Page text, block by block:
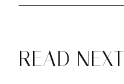
READ NEXT